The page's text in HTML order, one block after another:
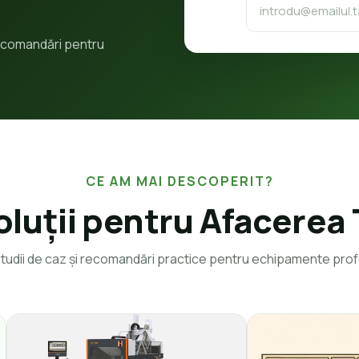
pentru
CE AM MAI DESCOPERIT?
pentru Afacerea
de caz și recomandări practice pentru echipamente